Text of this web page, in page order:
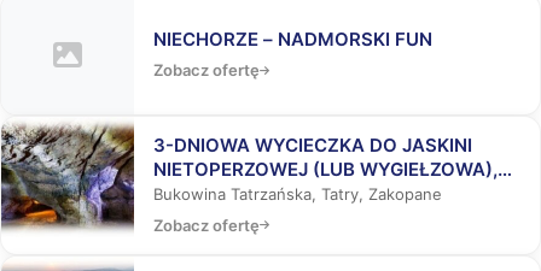
NIECHORZE – NADMORSKI FUN
Zobacz ofertę
3-DNIOWA WYCIECZKA DO JASKINI
NIETOPERZOWEJ (LUB WYGIEŁZOWA),
BUKOWINY TATRZAŃSKIEJ I
ZAKOPANEGO
Bukowina Tatrzańska, Tatry, Zakopane
Zobacz ofertę